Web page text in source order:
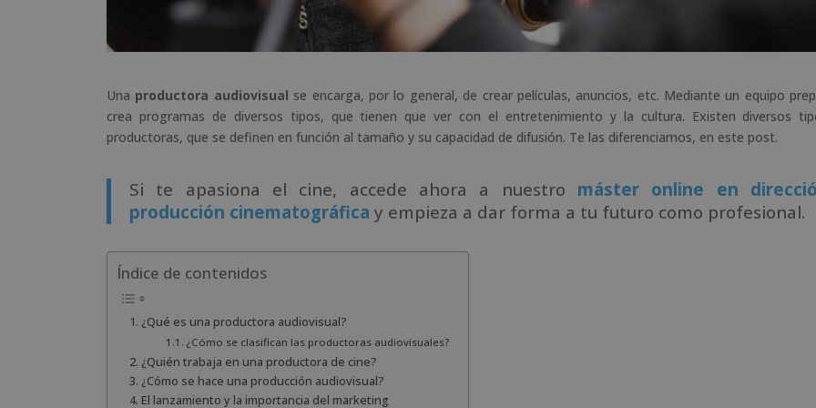
Una productora audiovisual se encarga, por lo general, de crear películas, anuncios, etc. Mediante un equipo
crea programas de diversos tipos, que tienen que ver con el entretenimiento y la cultura. Existen diversos
productoras, que se definen en función al tamaño y su capacidad de difusión. Te las diferenciamos, en este post.
Si te apasiona el cine, accede ahora a nuestro máster online en
producción cinematográfica y empieza a dar forma a tu futuro como profesional.
Índice de contenidos
¿Qué es una productora audiovisual?
¿Cómo se clasifican las productoras audiovisuales?
¿Quién trabaja en una productora de cine?
¿Cómo se hace una producción audiovisual?
El lanzamiento y la importancia del marketing